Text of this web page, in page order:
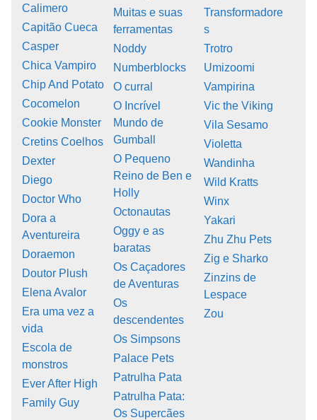
Calimero
Capitão Cueca
Casper
Chica Vampiro
Chip And Potato
Cocomelon
Cookie Monster
Cretins Coelhos
Dexter
Diego
Doctor Who
Dora a
Aventureira
Doraemon
Doutor Plush
Elena Avalor
Era uma vez a
vida
Escola de
monstros
Ever After High
Family Guy
Muitas e suas
ferramentas
Noddy
Numberblocks
O curral
O Incrível
Mundo de
Gumball
O Pequeno
Reino de Ben e
Holly
Octonautas
Oggy e as
baratas
Os Caçadores
de Aventuras
Os
descendentes
Os Simpsons
Palace Pets
Patrulha Pata
Patrulha Pata:
Os Supercães
Transformadore
s
Trotro
Umizoomi
Vampirina
Vic the Viking
Vila Sesamo
Violetta
Wandinha
Wild Kratts
Winx
Yakari
Zhu Zhu Pets
Zig e Sharko
Zinzins de
Lespace
Zou